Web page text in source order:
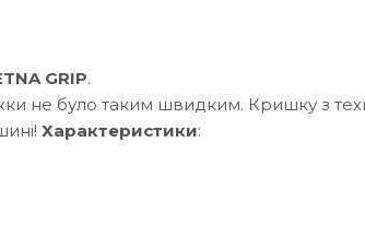
GRIP.
не було таким швидким. Кришку з
Характеристики: